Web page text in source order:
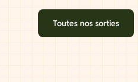
Toutes nos sorties